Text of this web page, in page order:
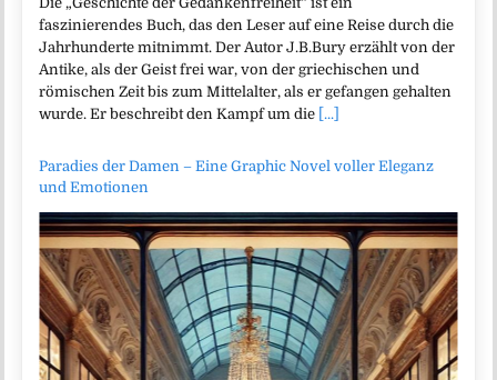
faszinierendes Buch, das den Leser auf eine Reise durch die
Jahrhunderte mitnimmt. Der Autor J.B.Bury erzählt von der
Antike, als der Geist frei war, von der griechischen und
römischen Zeit bis zum Mittelalter, als er gefangen gehalten
wurde. Er beschreibt den Kampf um die [...]
Paradies der Damen – Eine Graphic Novel voller Eleganz
und Emotionen